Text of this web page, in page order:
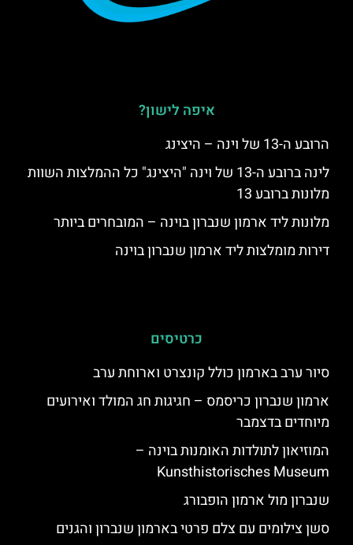
איפה לישון?
הרובע ה-13 של וינה – היצינג
לינה ברובע ה-13 של וינה "היצינג" כל ההמלצות השוות
מלונות ברובע 13
מלונות ליד ארמון שנברון בוינה – המובחרים ביותר
דירות מומלצות ליד ארמון שנברון בוינה
כרטיסים
סיור ערב בארמון כולל קונצרט וארוחת ערב
ארמון שנברון כריסמס – חגיגות חג המולד ואירועים
מיוחדים בדצמבר
המוזיאון לתולדות האומנות בוינה –
Kunsthistorisches Museum
שנברון מול ארמון הופבורג
סשן צילומים עם צלם פרטי בארמון שנברון והגנים